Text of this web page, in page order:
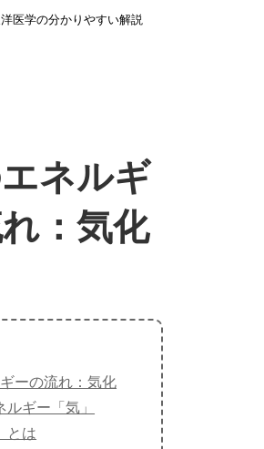
医学の分かりやすい解説
ネルギ
：気化
ーの流れ：気化
ルギー「気」
とは